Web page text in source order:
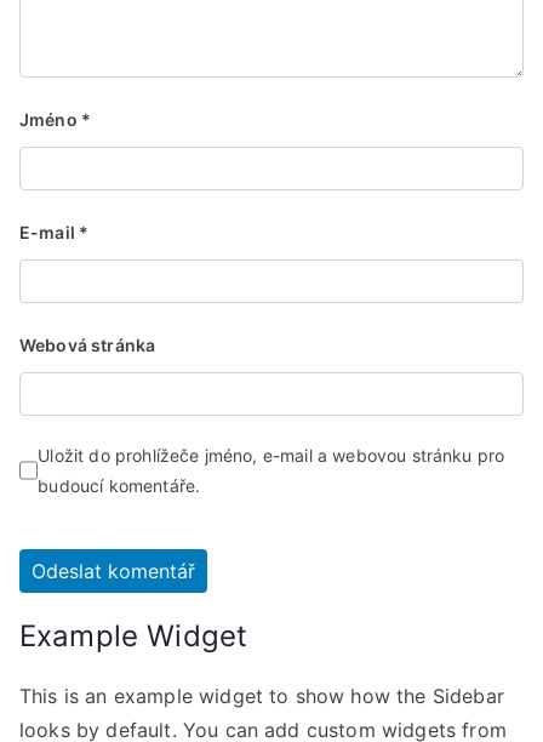
Jméno *
E-mail *
Webová stránka
Uložit do prohlížeče jméno, e-mail a webovou stránku pro
budoucí komentáře.
Example Widget
This is an example widget to show how the Sidebar
looks by default. You can add custom widgets from